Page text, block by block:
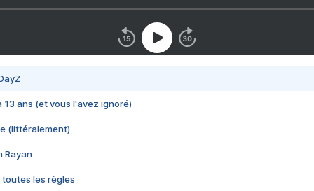
13 ans (et vous l'avez ignoré)
(littéralement)
Rayan
toutes les règles